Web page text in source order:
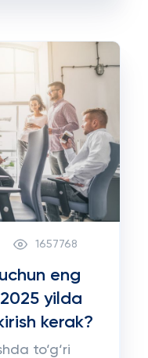
1657768
eng
yilda
kerak?
to‘g‘ri